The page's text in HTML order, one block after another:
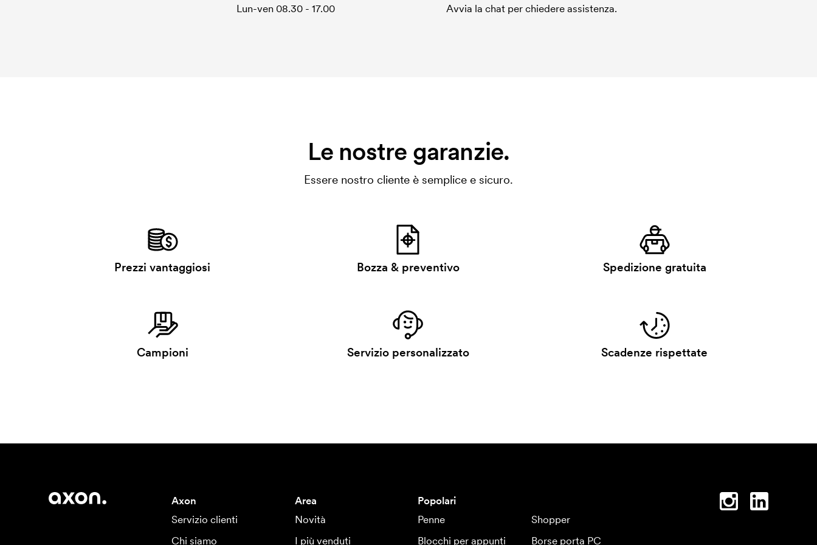
Lun-ven 08.30 - 17.00 Avvia la chat per chiedere assistenza.
Le nostre garanzie.
Essere nostro cliente è semplice e sicuro.
Prezzi vantaggiosi Bozza & preventivo Spedizione gratuita
Campioni Servizio personalizzato Scadenze rispettate
Axon
Servizio clienti
Chi siamo
Area
Novità
I più venduti
Popolari
Penne
Shopper
Blocchi per appunti
Borse porta PC